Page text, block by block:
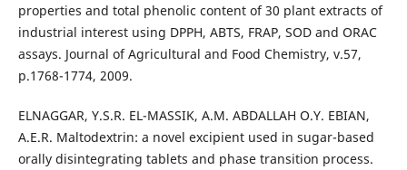
properties and total phenolic content of 30 plant extracts of
industrial interest using DPPH, ABTS, FRAP, SOD and ORAC
assays. Journal of Agricultural and Food Chemistry, v.57,
p.1768-1774, 2009.
ELNAGGAR, Y.S.R. EL-MASSIK, A.M. ABDALLAH O.Y. EBIAN,
A.E.R. Maltodextrin: a novel excipient used in sugar-based
orally disintegrating tablets and phase transition process.